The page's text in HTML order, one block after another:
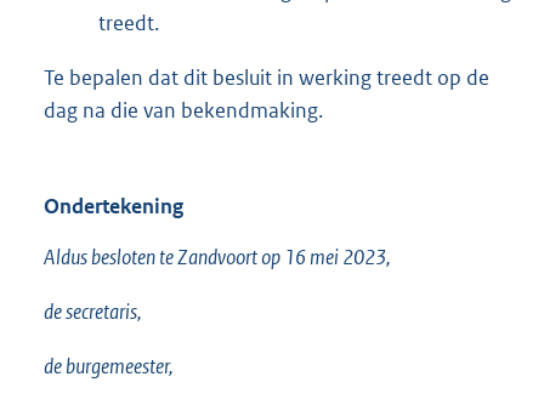
treedt.
Te bepalen dat dit besluit in werking treedt op de
dag na die van bekendmaking.
Ondertekening
Aldus besloten te Zandvoort op 16 mei 2023,
de secretaris,
de burgemeester,